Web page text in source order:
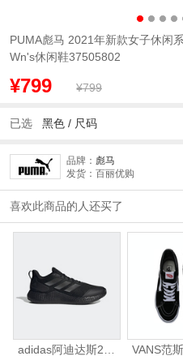
PUMA彪马 2021年新款女子休闲
Wn's休闲鞋37505802
¥799 ¥799
已选 黑色 / 尺码
品牌： 彪马
发货：百丽优购
喜欢此商品的人还买了